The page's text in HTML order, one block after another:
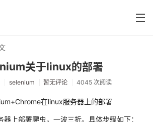
分类
网络编程
c语言
关于linux的部署
selenium 暂无评论 4045 次阅读
在linux服务器上的部署
上部署爬虫，一波三折。具体步骤如下：